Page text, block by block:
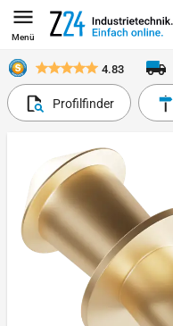
Menü
4.83
Profilfinder